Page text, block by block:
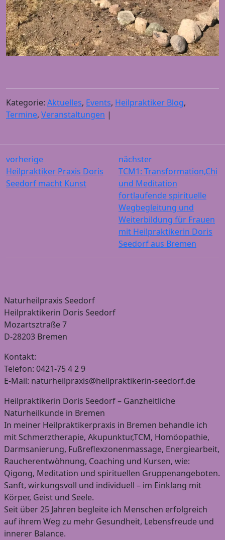
Kategorie: Aktuelles, Events, Heilpraktiker Blog,
Termine, Veranstaltungen |
vorherige
Heilpraktiker Praxis Doris
Seedorf macht Kunst
nächster
TCM1: Transformation,Chi
und Meditation
fortlaufende spirituelle
Wegbegleitung und
Weiterbildung für Frauen
mit Heilpraktikerin Doris
Seedorf aus Bremen
Naturheilpraxis Seedorf
Heilpraktikerin Doris Seedorf
Mozartsztraße 7
D-28203 Bremen
Kontakt:
Telefon: 0421-75 4 2 9
E-Mail: naturheilpraxis@heilpraktikerin-seedorf.de
Heilpraktikerin Doris Seedorf – Ganzheitliche
Naturheilkunde in Bremen
In meiner Heilpraktikerpraxis in Bremen behandle ich
mit Schmerztherapie, Akupunktur,TCM, Homöopathie,
Darmsanierung, Fußreflexzonenmassage, Energiearbeit,
Raucherentwöhnung, Coaching und Kursen, wie:
Qigong, Meditation und spirituellen Gruppenangeboten.
Sanft, wirkungsvoll und individuell – im Einklang mit
Körper, Geist und Seele.
Seit über 25 Jahren begleite ich Menschen erfolgreich
auf ihrem Weg zu mehr Gesundheit, Lebensfreude und
innerer Balance.